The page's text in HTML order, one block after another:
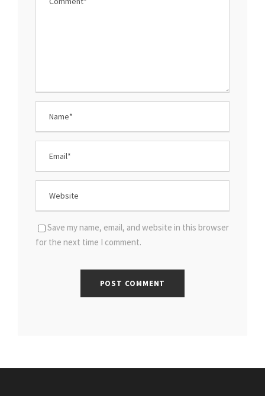
Save my name, email, and website in this browser
for the next time I comment.